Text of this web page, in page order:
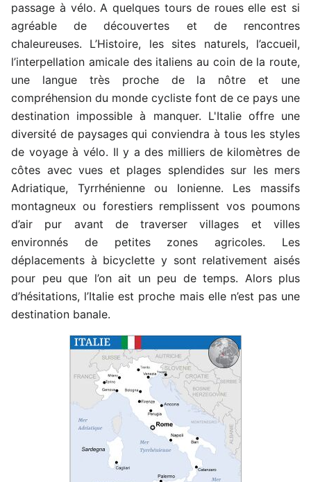
passage à vélo. A quelques tours de roues elle est si
agréable de découvertes et de rencontres
chaleureuses. L’Histoire, les sites naturels, l’accueil,
l’interpellation amicale des italiens au coin de la route,
une langue très proche de la nôtre et une
compréhension du monde cycliste font de ce pays une
destination impossible à manquer. L'Italie offre une
diversité de paysages qui conviendra à tous les styles
de voyage à vélo. Il y a des milliers de kilomètres de
côtes avec vues et plages splendides sur les mers
Adriatique, Tyrrhénienne ou Ionienne. Les massifs
montagneux ou forestiers remplissent vos poumons
d’air pur avant de traverser villages et villes
environnés de petites zones agricoles. Les
déplacements à bicyclette y sont relativement aisés
pour peu que l’on ait un peu de temps. Alors plus
d’hésitations, l’Italie est proche mais elle n’est pas une
destination banale.